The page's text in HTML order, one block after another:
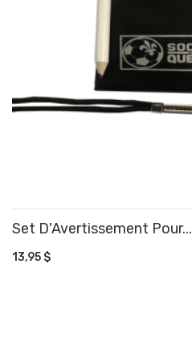
Set D'Avertissement Pour...
13,95 $